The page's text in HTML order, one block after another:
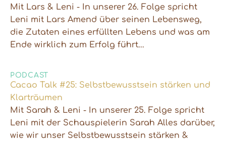
Mit Lars & Leni - In unserer 26. Folge spricht
Leni mit Lars Amend über seinen Lebensweg,
die Zutaten eines erfüllten Lebens und was am
Ende wirklich zum Erfolg führt...
PODCAST
Cacao Talk #25: Selbstbewusstsein stärken und
Klarträumen
Mit Sarah & Leni - In unserer 25. Folge spricht
Leni mit der Schauspielerin Sarah Alles darüber,
wie wir unser Selbstbewusstsein stärken &